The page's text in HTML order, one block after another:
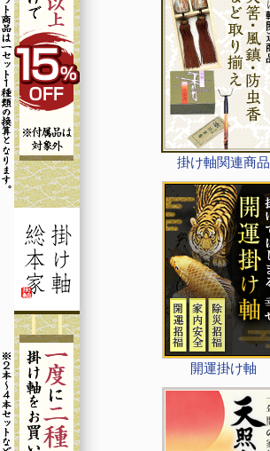
掛け軸関連商品
開運掛け軸